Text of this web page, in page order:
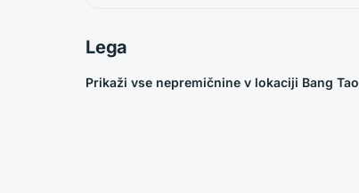
Lega
Prikaži vse nepremičnine v lokaciji Bang Tao